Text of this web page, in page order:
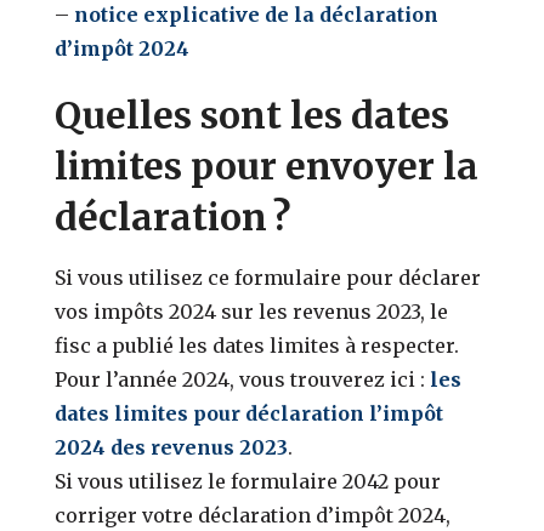
– notice explicative de la déclaration
d’impôt 2024
Quelles sont les dates
limites pour envoyer la
déclaration ?
Si vous utilisez ce formulaire pour déclarer
vos impôts 2024 sur les revenus 2023, le
fisc a publié les dates limites à respecter.
Pour l’année 2024, vous trouverez ici : les
dates limites pour déclaration l’impôt
2024 des revenus 2023.
Si vous utilisez le formulaire 2042 pour
corriger votre déclaration d’impôt 2024,